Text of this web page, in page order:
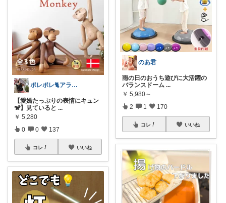
ポレポレ🐈アラフィフの可愛い図鑑
【愛嬌たっぷりの表情にキュン
🐒】見ていると ...
￥ 5,280
0 0 137
コレ いいね
のあ君
雨の日のおうち遊びに大活躍の
バランスドーム ...
￥ 5,980～
2 1 170
コレ いいね